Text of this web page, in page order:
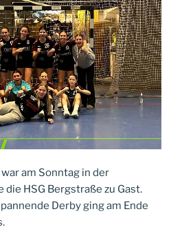
am Sonntag in der
die HSG Bergstraße zu Gast.
Derby ging am Ende